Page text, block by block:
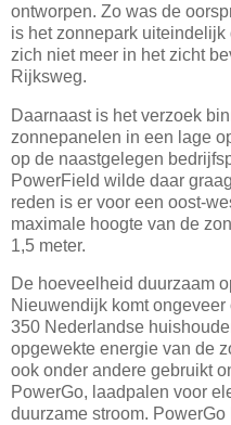
ontworpen. Zo was de
is het zonnepark
zich niet meer in het zicht
Rijksweg.
Daarnaast is het verzoek
zonnepanelen in een lage
op de naastgelegen
PowerField wilde daar
reden is er voor een oost-
maximale hoogte van de
1,5 meter.
De hoeveelheid duurzaam
Nieuwendijk komt
350 Nederlandse
opgewekte energie van de
ook onder andere gebruikt
PowerGo, laadpalen voor
duurzame stroom.